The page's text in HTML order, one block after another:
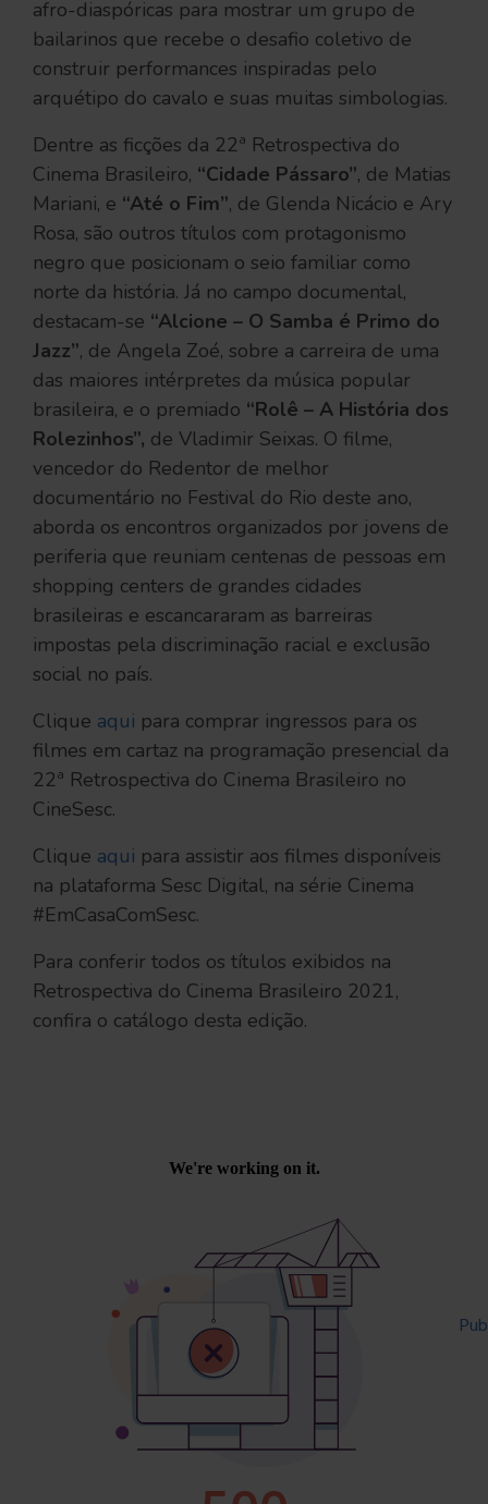
afro-diaspóricas para mostrar um grupo de
bailarinos que recebe o desafio coletivo de
construir performances inspiradas pelo
arquétipo do cavalo e suas muitas simbologias.
Dentre as ficções da 22ª Retrospectiva do
Cinema Brasileiro, “Cidade Pássaro”, de Matias
Mariani, e “Até o Fim”, de Glenda Nicácio e Ary
Rosa, são outros títulos com protagonismo
negro que posicionam o seio familiar como
norte da história. Já no campo documental,
destacam-se “Alcione – O Samba é Primo do
Jazz”, de Angela Zoé, sobre a carreira de uma
das maiores intérpretes da música popular
brasileira, e o premiado “Rolê – A História dos
Rolezinhos”, de Vladimir Seixas. O filme,
vencedor do Redentor de melhor
documentário no Festival do Rio deste ano,
aborda os encontros organizados por jovens de
periferia que reuniam centenas de pessoas em
shopping centers de grandes cidades
brasileiras e escancararam as barreiras
impostas pela discriminação racial e exclusão
social no país.
Clique aqui para comprar ingressos para os
filmes em cartaz na programação presencial da
22ª Retrospectiva do Cinema Brasileiro no
CineSesc.
Clique aqui para assistir aos filmes disponíveis
na plataforma Sesc Digital, na série Cinema
#EmCasaComSesc.
Para conferir todos os títulos exibidos na
Retrospectiva do Cinema Brasileiro 2021,
confira o catálogo desta edição.
Powered by Issuu